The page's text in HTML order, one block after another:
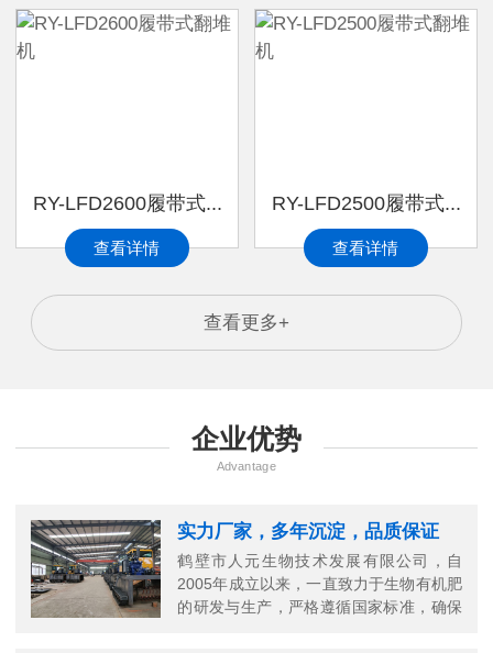
RY-LFD2600履带式...
查看详情
RY-LFD2500履带式...
查看详情
查看更多+
企业优势
Advantage
实力厂家，多年沉淀，品质保证
鹤壁市人元生物技术发展有限公司，自
2005年成立以来，一直致力于生物有机肥
的研发与生产，严格遵循国家标准，确保